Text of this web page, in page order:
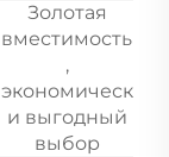
Золотая
вместимость
,
экономическ
и выгодный
выбор